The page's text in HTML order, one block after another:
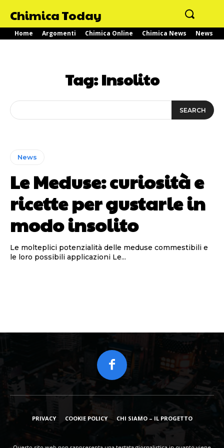
Chimica Today
Home Argomenti Chimica Online Chimica News News
Tag:Insolito
SEARCH
News
Le Meduse: curiosità e
ricette per gustarle in
modo insolito
Le molteplici potenzialità delle meduse commestibili e
le loro possibili applicazioni Le...
PRIVACY COOKIE POLICY CHI SIAMO – IL PROGETTO